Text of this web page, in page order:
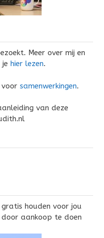
Meer over mij en
hier lezen.
samenwerkingen.
van deze
houden voor jou
door aankoop te doen